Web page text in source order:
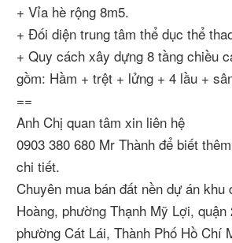
+ Vỉa hè rộng 8m5.
+ Đối diện trung tâm thể dục thể
+ Quy cách xây dựng 8 tầng chiều
gồm: Hầm + trệt + lửng + 4 lầu +
==
Anh Chị quan tâm xin liên hệ
0903 380 680 Mr Thành để biết
chi tiết.
Chuyên mua bán đất nền dự án khu
Hoàng, phường Thạnh Mỹ Lợi,
phường Cát Lái, Thành Phố Hồ Chí